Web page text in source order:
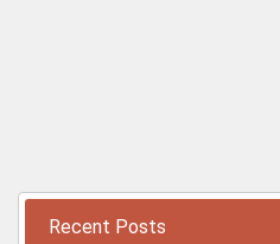
Recent Posts